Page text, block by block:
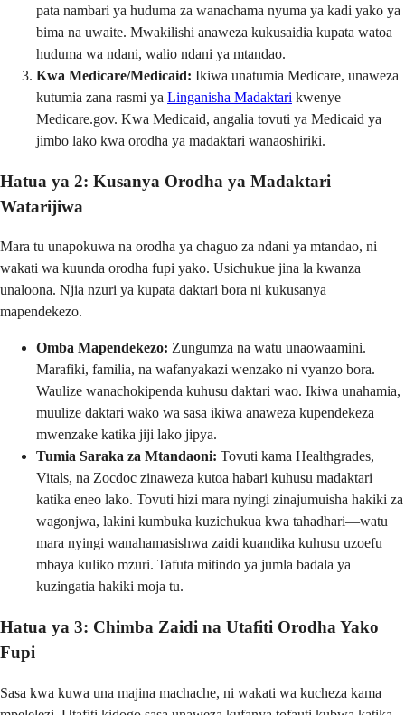
pata nambari ya huduma za wanachama nyuma ya kadi yako ya
bima na uwaite. Mwakilishi anaweza kukusaidia kupata watoa
huduma wa ndani, walio ndani ya mtandao.
Kwa Medicare/Medicaid: Ikiwa unatumia Medicare, unaweza
kutumia zana rasmi ya Linganisha Madaktari kwenye
Medicare.gov. Kwa Medicaid, angalia tovuti ya Medicaid ya
jimbo lako kwa orodha ya madaktari wanaoshiriki.
Hatua ya 2: Kusanya Orodha ya Madaktari
Watarijiwa
Mara tu unapokuwa na orodha ya chaguo za ndani ya mtandao, ni
wakati wa kuunda orodha fupi yako. Usichukue jina la kwanza
unaloona. Njia nzuri ya kupata daktari bora ni kukusanya
mapendekezo.
Omba Mapendekezo: Zungumza na watu unaowaamini.
Marafiki, familia, na wafanyakazi wenzako ni vyanzo bora.
Waulize wanachokipenda kuhusu daktari wao. Ikiwa unahamia,
muulize daktari wako wa sasa ikiwa anaweza kupendekeza
mwenzake katika jiji lako jipya.
Tumia Saraka za Mtandaoni: Tovuti kama Healthgrades,
Vitals, na Zocdoc zinaweza kutoa habari kuhusu madaktari
katika eneo lako. Tovuti hizi mara nyingi zinajumuisha hakiki za
wagonjwa, lakini kumbuka kuzichukua kwa tahadhari—watu
mara nyingi wanahamasishwa zaidi kuandika kuhusu uzoefu
mbaya kuliko mzuri. Tafuta mitindo ya jumla badala ya
kuzingatia hakiki moja tu.
Hatua ya 3: Chimba Zaidi na Utafiti Orodha Yako
Fupi
Sasa kwa kuwa una majina machache, ni wakati wa kucheza kama